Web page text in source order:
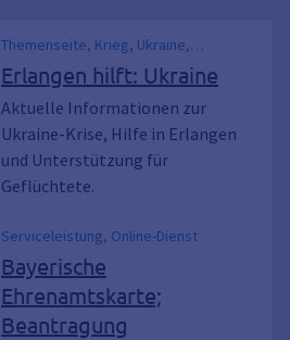
Themenseite, Krieg, Ukraine,
Flüchtlinge, Ukraine-Hilfe, Ukrainer,
Ukrainerin
Erlangen hilft: Ukraine
Aktuelle Informationen zur
Ukraine-Krise, Hilfe in Erlangen
und Unterstützung für
Geflüchtete.
Serviceleistung, Online-Dienst
Bayerische
Ehrenamtskarte;
Beantragung